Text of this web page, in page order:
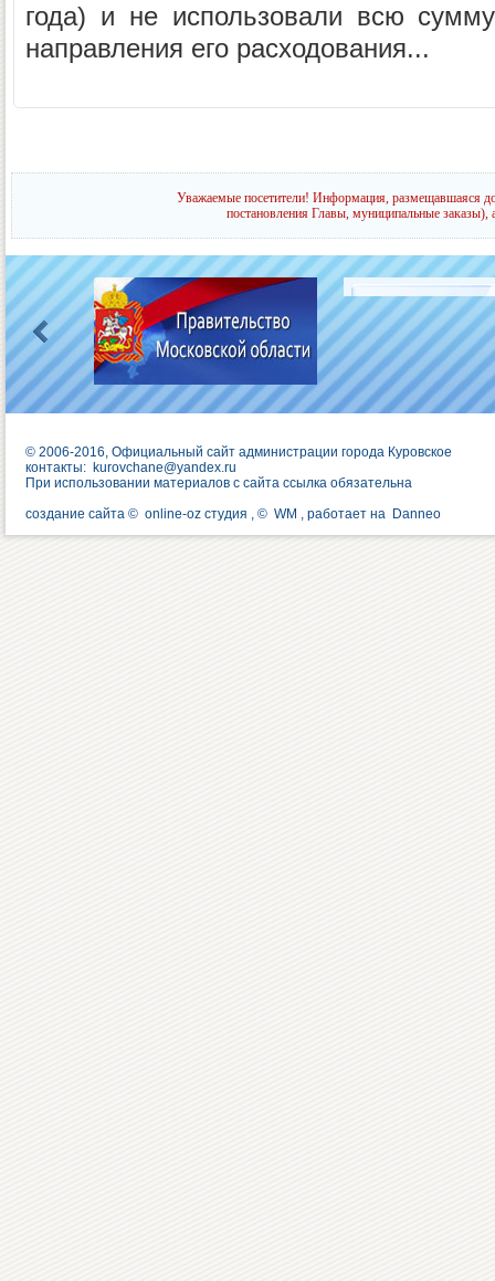
года) и не использовали всю
направления его расходования...
Уважаемые посетители! Информация, размещавшаяся
постановления Главы, муниципальные заказы),
© 2006-2016, Официальный сайт администрации города Куровское
контакты: kurovchane@yandex.ru
При использовании материалов с сайта ссылка обязательна
создание сайта © online-oz студия , © WM , работает на Danneo